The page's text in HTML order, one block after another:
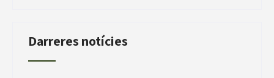
Darreres notícies